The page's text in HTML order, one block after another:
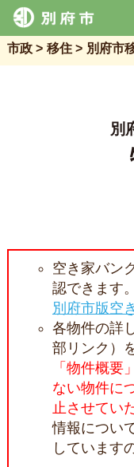
市政 移住 別府市
別
空き家バン
認できます。
別府市版空
各物件の詳
部リンク）
「物件概要
ない物件に
止させてい
情報につい
しています